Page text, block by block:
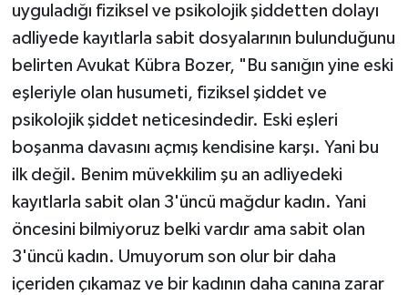
uyguladığı fiziksel ve psikolojik şiddetten dolayı
adliyede kayıtlarla sabit dosyalarının bulunduğunu
belirten Avukat Kübra Bozer, "Bu sanığın yine eski
eşleriyle olan husumeti, fiziksel şiddet ve
psikolojik şiddet neticesindedir. Eski eşleri
boşanma davasını açmış kendisine karşı. Yani bu
ilk değil. Benim müvekkilim şu an adliyedeki
kayıtlarla sabit olan 3'üncü mağdur kadın. Yani
öncesini bilmiyoruz belki vardır ama sabit olan
3'üncü kadın. Umuyorum son olur bir daha
içeriden çıkamaz ve bir kadının daha canına zarar